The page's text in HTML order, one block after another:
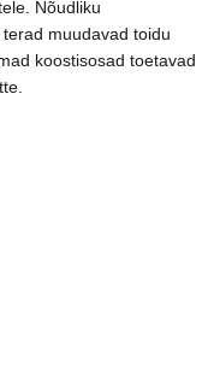
Nõudliku
muudavad toidu
koostisosad toetavad